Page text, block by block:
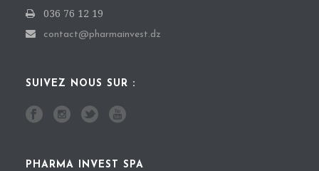
036 76 12 19
contact@pharmainvest.dz
SUIVEZ NOUS SUR :
PHARMA INVEST SPA